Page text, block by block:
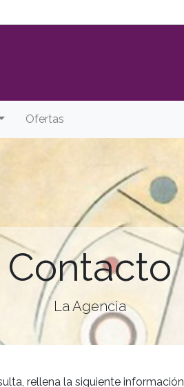
Ofertas
Contacto
La Agencia
rellena la siguiente información